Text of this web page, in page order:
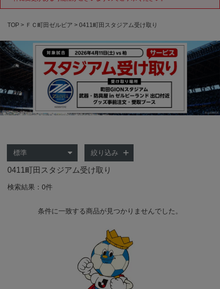
TOP ＦＣ町田ゼルビア 0411町田スタジアム受け取り
絞り込み
0411町田スタジアム受け取り
検索結果：0件
条件に一致する商品が見つかりませんでした。